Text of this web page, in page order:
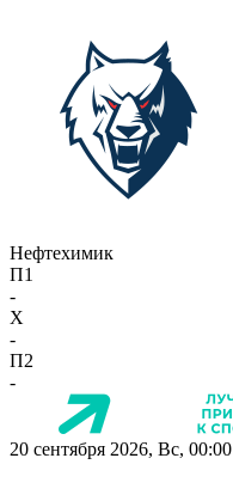
Нефтехимик
П1
-
X
-
П2
-
20 сентября 2026, Вс, 00:00